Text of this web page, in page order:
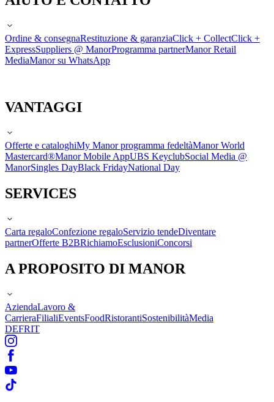
Ordine & consegnaRestituzione & garanziaClick + CollectClick +
ExpressSuppliers @ ManorProgramma partnerManor Retail
MediaManor su WhatsApp
VANTAGGI
Offerte e cataloghiMy Manor programma fedeltàManor World
Mastercard®Manor Mobile AppUBS KeyclubSocial Media @
ManorSingles DayBlack FridayNational Day
SERVICES
Carta regaloConfezione regaloServizio tendeDiventare
partnerOfferte B2BRichiamoEsclusioniConcorsi
A PROPOSITO DI MANOR
AziendaLavoro &
CarrieraFilialiEventsFoodRistorantiSostenibilitàMedia
DEFRIT